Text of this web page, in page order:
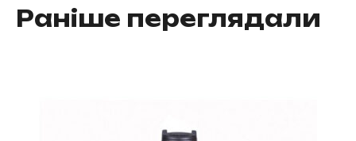
Раніше переглядали